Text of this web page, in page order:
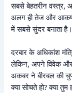
सबसे बेहतरीन वस्त्र,
अलग ही तेज और
में सबसे सुंदर बनाता
दरबार के अधिकांश
लेकिन, अपने विवेक और
अकबर ने बीरबल की
क्या सोचते हो? क्या तुम